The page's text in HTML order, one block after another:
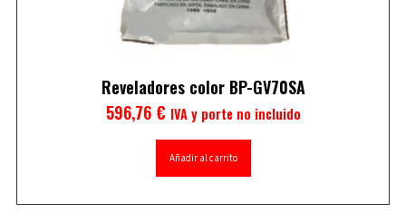
Reveladores color BP-GV70SA
596,76 € IVA y porte no incluido
Añadir al carrito